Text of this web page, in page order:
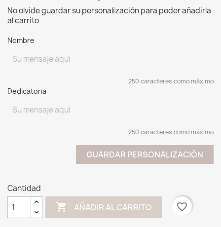
No olvide guardar su personalización para poder añadirla
al carrito
Nombre
250 caracteres como máximo
Dedicatoria
250 caracteres como máximo
GUARDAR PERSONALIZACIÓN
Cantidad
 AÑADIR AL CARRITO favorite_border